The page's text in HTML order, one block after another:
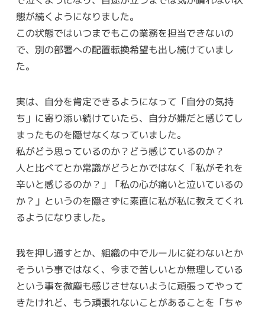
態が続くようになりました。
この状態ではいつまでもこの業務を担当できないの
で、別の部署への配置転換希望も出し続けていまし
た。
実は、自分を肯定できるようになって「自分の気持
ち」に寄り添い続けていたら、自分が嫌だと感じてし
まったものを隠せなくなっていました。
私がどう思っているのか？どう感じているのか？
人と比べてとか常識がどうとかではなく「私がそれを
辛いと感じるのか？」「私の心が痛いと泣いているの
か？」というのを隠さずに素直に私が私に教えてくれ
るようになりました。
我を押し通すとか、組織の中でルールに従わないとか
そういう事ではなく、今まで苦しいとか無理している
という事を微塵も感じさせないように頑張ってやって
きたけれど、もう頑張れないことがあることを「ちゃ